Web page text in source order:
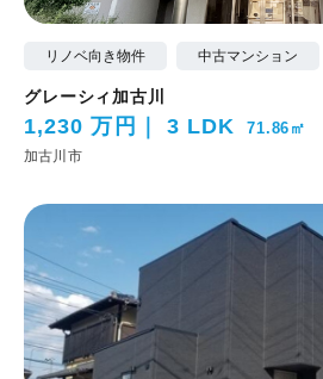
リノベ向き物件 中古マンション
グレーシィ加古川
1,230 万円 3 LDK 71.86㎡
加古川市